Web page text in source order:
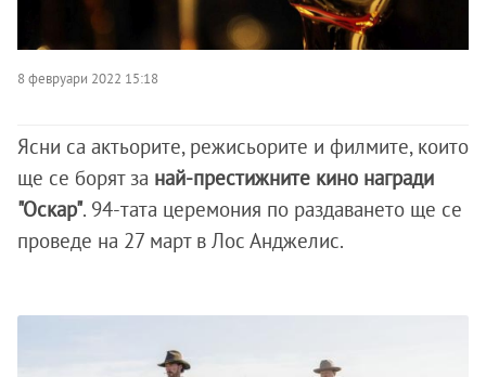
8 февруари 2022 15:18
Ясни са актьорите, режисьорите и филмите, които
ще се борят за най-престижните кино награди
"Оскар". 94-тата церемония по раздаването ще се
проведе на 27 март в Лос Анджелис.